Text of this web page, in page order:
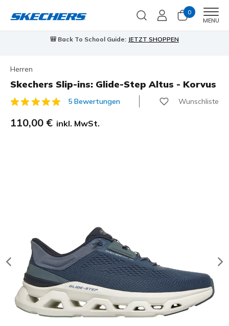
0
MENU
Skechers VIP:45 Tage kostenlose Rückgabe für Mitglieder
Herren
Skechers Slip-ins: Glide-Step Altus - Korvus
4,3 von 5 Kundenbewertungen
5 Bewertungen Wunschliste
110,00 € inkl. MwSt.